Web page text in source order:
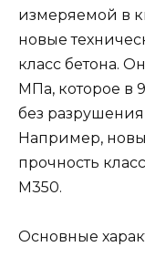
измеряемой в
новые
класс бетона.
МПа, которое в
без
Например,
прочность
М350.
Основные